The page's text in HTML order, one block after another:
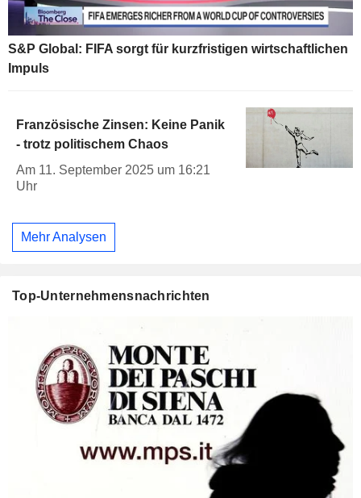
S&P Global: FIFA sorgt für kurzfristigen wirtschaftlichen
Impuls
Französische Zinsen: Keine Panik
- trotz politischem Chaos
Am 11. September 2025 um 16:21
Uhr
Mehr Analysen
Top-Unternehmensnachrichten